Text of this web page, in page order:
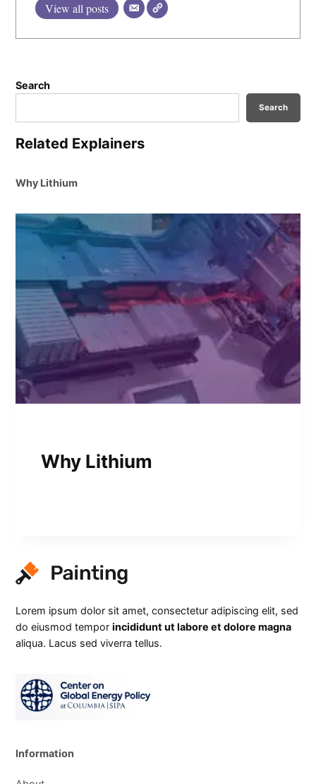
View all posts
Search
Search
Related Explainers
Why Lithium
Why Lithium
Lorem ipsum dolor sit amet, consectetur adipiscing elit, sed
do eiusmod temporincididunt ut labore et dolore magna
aliqua. Lacus sed viverra tellus.
Information